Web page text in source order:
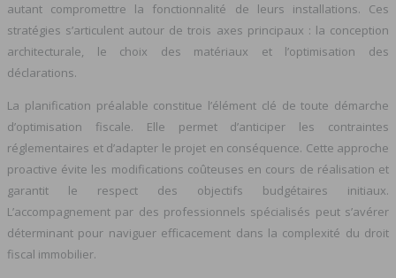
autant compromettre la fonctionnalité de leurs installations. Ces
stratégies s’articulent autour de trois axes principaux : la conception
architecturale, le choix des matériaux et l’optimisation des
déclarations.
La planification préalable constitue l’élément clé de toute démarche
d’optimisation fiscale. Elle permet d’anticiper les contraintes
réglementaires et d’adapter le projet en conséquence. Cette approche
proactive évite les modifications coûteuses en cours de réalisation et
garantit le respect des objectifs budgétaires initiaux.
L’accompagnement par des professionnels spécialisés peut s’avérer
déterminant pour naviguer efficacement dans la complexité du droit
fiscal immobilier.